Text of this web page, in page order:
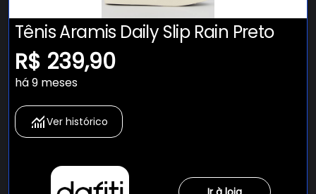
Tênis Aramis Daily Slip Rain Preto
R$ 239,90
há 9 meses
Ver histórico